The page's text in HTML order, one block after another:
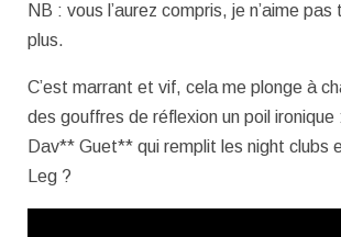
NB : vous l’aurez compris, je n’aime
plus.
C’est marrant et vif, cela me plonge à
des gouffres de réflexion un poil ironique
Dav** Guet** qui remplit les night clubs
Leg ?